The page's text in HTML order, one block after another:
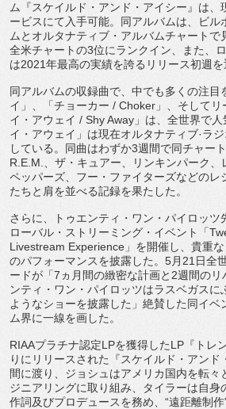
ム『スケイルド・アンド・アイシー』は、
ービスにて入手可能。同アルバムは、
ビル
ムとオルタナティブ・ アルバムチャートで
全米チャートの3位にランクイン、また、
は2021年最高の実績を誇るリリース初週を
同アルバムの収録曲で、中でも多くの注目
イ」、「チョーカー / Choker 」、そして
イ・アウェイ / Shy Away 」は、全世界で
イ・アウェイ」 は現在オルタナティブ·ラ
している。 同曲はわずか3週間で同チャー
R.E. M.
、ザ・キュアー、リンキンパーク
ペッパーズ、フー・ ファイターズなどのレ
たちと肩を並べる記録を果たした。
さらに、トゥエンティ・ワン・パイロッツ
ローバル・ストリーミング・イベント「
Livestream Experience 」を開催し、貴重
のパフォーマンスを披露した。 5月 21 日全
ードが「7 ヵ月間の緻密な計画と 2週間のリ
ンティ・ワン・パイロッツはラスベガスに
ようなショーを披露した」絶賛した同イベ
ム界に一線を画した。
RIAAプラチナ認定LPを獲得したLP 『トレ
りにリリースされた『スケイルド・アンド
間に渡り、 ジョシュはアメリカ国内を転々
ジニアリングに取り組み、
タイラーは自身
作詞及びプロデュースを務め、“遠距離制